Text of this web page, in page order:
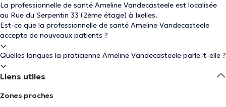
La professionnelle de santé Ameline Vandecasteele est localisée
au Rue du Serpentin 33 (2ème étage) à Ixelles.
Est-ce que la professionnelle de santé Ameline Vandecasteele
accepte de nouveaux patients ?
Quelles langues la praticienne Ameline Vandecasteele parle-t-elle ?
Liens utiles
Zones proches